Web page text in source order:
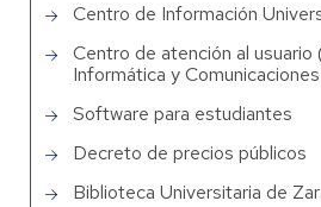
Centro de Información
Centro de atención al usuario
Informática y Comunicaciones
Software para estudiantes
Decreto de precios públicos
Biblioteca Universitaria de